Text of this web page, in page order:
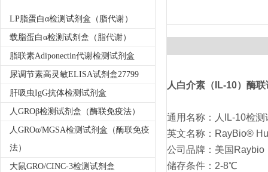
LP脂蛋白α检测试剂盒（脂代谢）
载脂蛋白α检测试剂盒（脂代谢）
脂联素Adiponectin代谢检测试剂盒
尿调节素高灵敏ELISA试剂盒27799
肝吸虫IgG抗体检测试剂盒
人GROβ检测试剂盒（酶联免疫法）
人GROα/MGSA检测试剂盒（酶联免疫
法）
大鼠GRO/CINC-3检测试剂盒
人白介素（IL-10）酶
通用名称：人IL-10检
英文名称：RayBio®
公司品牌：美国Raybio
储存条件：2-8℃